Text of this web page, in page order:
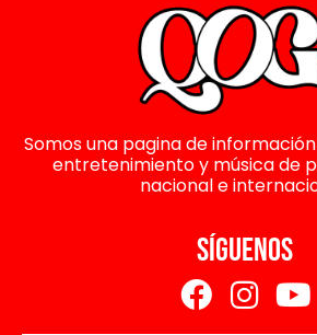
Somos una pagina de
entretenimiento y música de
nacional e
SÍGUENOS